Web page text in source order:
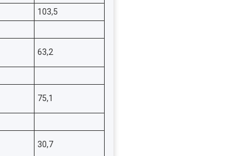
103,5
63,2
75,1
30,7